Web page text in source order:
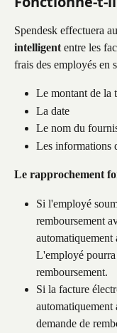
Spendesk effectuera
intelligent entre les
frais des employés en
Le montant de la
La date
Le nom du
Les informations
Le rapprochement
Si l'employé
remboursement
automatiquement
L'employé pourra
remboursement.
Si la facture
automatiquement
demande de